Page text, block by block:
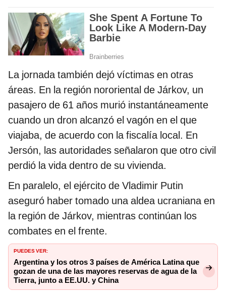
La jornada también dejó víctimas en otras
áreas. En la región nororiental de Járkov, un
pasajero de 61 años murió instantáneamente
cuando un dron alcanzó el vagón en el que
viajaba, de acuerdo con la fiscalía local. En
Jersón, las autoridades señalaron que otro civil
perdió la vida dentro de su vivienda.
En paralelo, el ejército de Vladimir Putin
aseguró haber tomado una aldea ucraniana en
la región de Járkov, mientras continúan los
combates en el frente.
PUEDES VER:
Argentina y los otros 3 países de América Latina que
gozan de una de las mayores reservas de agua de la
Tierra, junto a EE.UU. y China